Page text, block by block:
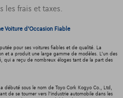
les frais et taxes.
Voiture d'Occasion Fiable
pour ses voitures fiables et de qualité. La
et a produit une large gamme de modèles. L'un des
qui a reçu de nombreux éloges tant de la part des
débuté sous le nom de Toyo Cork Kogyo Co., Ltd,
de se tourner vers l'industrie automobile dans les